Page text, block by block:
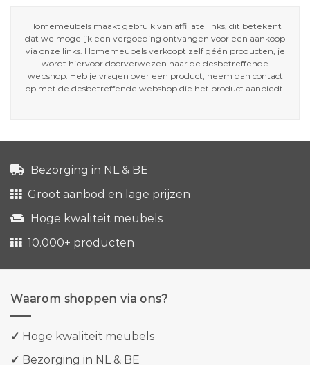
Homemeubels maakt gebruik van affiliate links, dit betekent
dat we mogelijk een vergoeding ontvangen voor een aankoop
via onze links. Homemeubels verkoopt zelf géén producten, je
wordt hiervoor doorverwezen naar de desbetreffende
webshop. Heb je vragen over een product, neem dan contact
op met de desbetreffende webshop die het product aanbiedt.
Bezorging in NL & BE
Groot aanbod en lage prijzen
Hoge kwaliteit meubels
10.000+ producten
Waarom shoppen via ons?
✓ Hoge kwaliteit meubels
✓ Bezorging in NL & BE